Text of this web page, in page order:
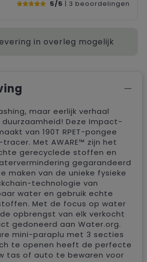
5/5 | 3 beoordelingen
in overleg mogelijk
maar eerlijk verhaal
Deze Impact-
van 190T RPET-pongee
tracer. Met AWARE™ zijn het
gerecyclede stoffen en
gegarandeerd
maken van de unieke fysieke
technologie van
water en gebruik echte
Met de focus op water
opbrengst van elk verkocht
gedoneerd aan Water.org.
mini-paraplu met 3 secties
te openen heeft de perfecte
tas of auto te bewaren voor